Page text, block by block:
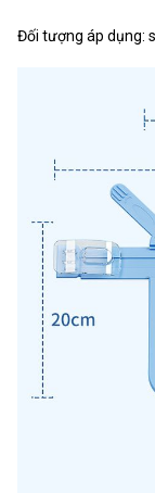
Đối tượng áp dụng: